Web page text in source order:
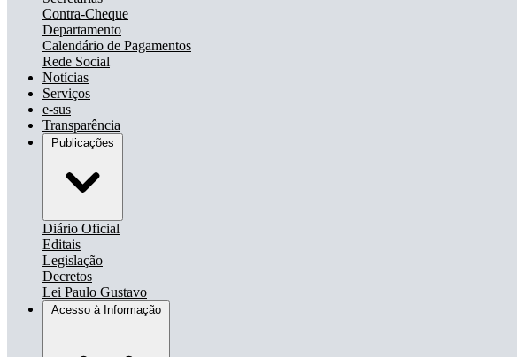
Contra-Cheque
Departamento
Calendário de Pagamentos
Rede Social
Notícias
Serviços
e-sus
Transparência
Publicações
Diário Oficial
Editais
Legislação
Decretos
Lei Paulo Gustavo
Acesso à Informação